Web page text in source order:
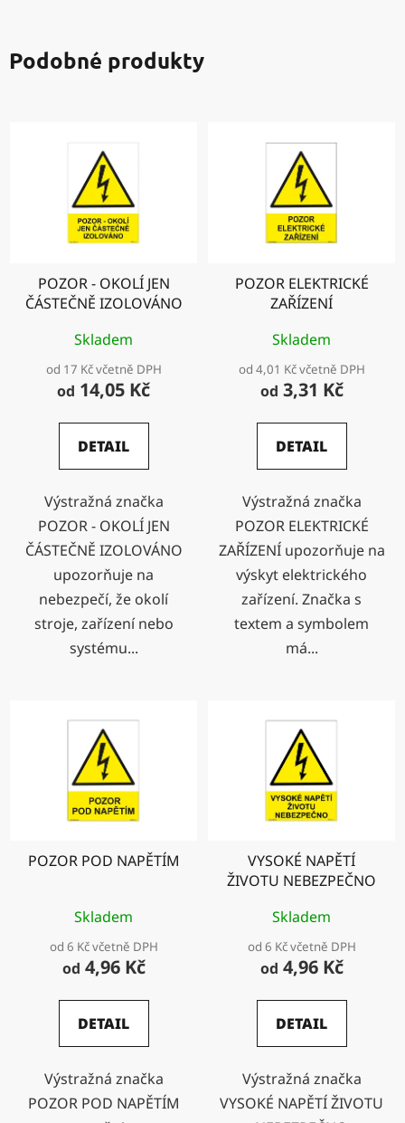
Podobné produkty
POZOR - OKOLÍ JEN
ČÁSTEČNĚ IZOLOVÁNO
Skladem
od 17 Kč včetně DPH
od 14,05 Kč
DETAIL
Výstražná značka
POZOR - OKOLÍ JEN
ČÁSTEČNĚ IZOLOVÁNO
upozorňuje na
nebezpečí, že okolí
stroje, zařízení nebo
systému...
POZOR ELEKTRICKÉ
ZAŘÍZENÍ
Skladem
od 4,01 Kč včetně DPH
od 3,31 Kč
DETAIL
Výstražná značka
POZOR ELEKTRICKÉ
ZAŘÍZENÍ upozorňuje na
výskyt elektrického
zařízení. Značka s
textem a symbolem
má...
POZOR POD NAPĚTÍM
Skladem
od 6 Kč včetně DPH
od 4,96 Kč
DETAIL
Výstražná značka
POZOR POD NAPĚTÍM
VYSOKÉ NAPĚTÍ
ŽIVOTU NEBEZPEČNO
Skladem
od 6 Kč včetně DPH
od 4,96 Kč
DETAIL
Výstražná značka
VYSOKÉ NAPĚTÍ ŽIVOTU